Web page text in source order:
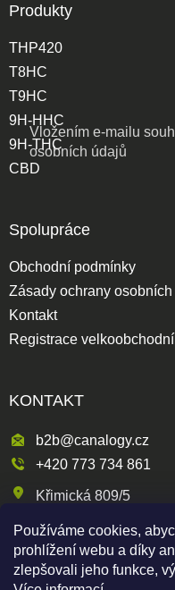
Používáme cookies,
prohlížení webu a díky
zlepšovali jeho funkce,
Vložením e-mailu
osobních údajů
Produkty
THP420
T8HC
T9HC
9H-HHC
9H-THC
CBD
Spolupráce
Obchodní podmínky
Zásady ochrany osobních
Kontakt
Registrace
KONTAKT
b2b@canalogy.cz
+420 773 734 861
Křimická 809/5
318 00 Plzeň 3-
Česká republika